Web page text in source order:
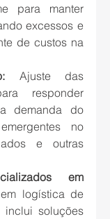
para manter
excessos e
de custos na
Ajuste das
responder
demanda do
no
e outras
em
logística de
soluções